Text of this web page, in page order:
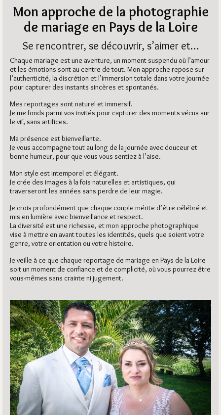
Mon approche de la photographie
de mariage en Pays de la Loire
Se rencontrer, se découvrir, s’aimer et…
Chaque mariage est une aventure, un moment suspendu où l’amour
et les émotions sont au centre de tout. Mon approche repose sur
l’authenticité, la discrétion et l’immersion totale dans votre journée
pour capturer des instants sincères et spontanés.
Mes reportages sont naturel et immersif.
Je me fonds parmi vos invités pour capturer des moments vécus sur
le vif, sans artifices.
Ma présence est bienveillante.
Je vous accompagne tout au long de la journée avec douceur et
bonne humeur, pour que vous vous sentiez à l’aise.
Mon style est intemporel et élégant.
Je crée des images à la fois naturelles et artistiques, qui
traverseront les années sans perdre de leur magie.
Je crois profondément que chaque couple mérite d’être célébré et
mis en lumière avec bienveillance et respect.
La diversité est une richesse, et mon approche photographique
vise à mettre en avant toutes les identités, quels que soient votre
genre, votre orientation ou votre histoire.
Je veille à ce que chaque reportage de mariage en Pays de la Loire
soit un moment de confiance et de complicité, où vous pourrez être
vous-mêmes sans crainte ni jugement.